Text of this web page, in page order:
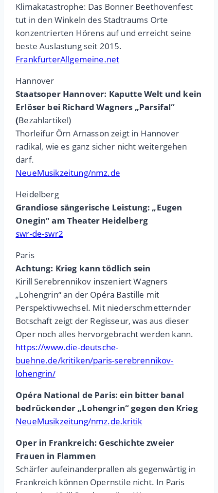
Klimakatastrophe: Das Bonner Beethovenfest
tut in den Winkeln des Stadtraums Orte
konzentrierten Hörens auf und erreicht seine
beste Auslastung seit 2015.
FrankfurterAllgemeine.net
Hannover
Staatsoper Hannover: Kaputte Welt und kein
Erlöser bei Richard Wagners „Parsifal“
(Bezahlartikel)
Thorleifur Örn Arnasson zeigt in Hannover
radikal, wie es ganz sicher nicht weitergehen
darf.
NeueMusikzeitung/nmz.de
Heidelberg
Grandiose sängerische Leistung: „Eugen
Onegin“ am Theater Heidelberg
swr-de-swr2
Paris
Achtung: Krieg kann tödlich sein
Kirill Serebrennikov inszeniert Wagners
„Lohengrin“ an der Opéra Bastille mit
Perspektivwechsel. Mit niederschmetternder
Botschaft zeigt der Regisseur, was aus dieser
Oper noch alles hervorgebracht werden kann.
https://www.die-deutsche-
buehne.de/kritiken/paris-serebrennikov-
lohengrin/
Opéra National de Paris: ein bitter banal
bedrückender „Lohengrin“ gegen den Krieg
NeueMusikzeitung/nmz.de.kritik
Oper in Frankreich: Geschichte zweier
Frauen in Flammen
Schärfer aufeinanderprallen als gegenwärtig in
Frankreich können Opernstile nicht. In Paris